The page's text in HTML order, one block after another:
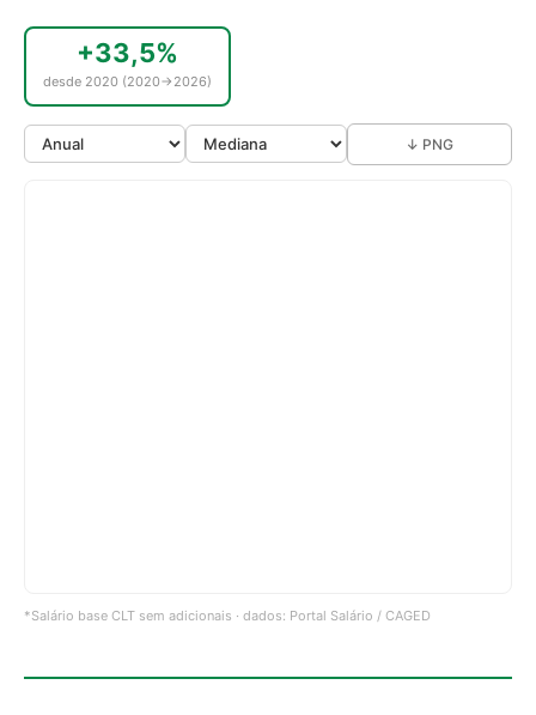
+33,5%
desde 2020 (2020→2026)
↓ PNG
*Salário base CLT sem adicionais · dados: Portal Salário / CAGED